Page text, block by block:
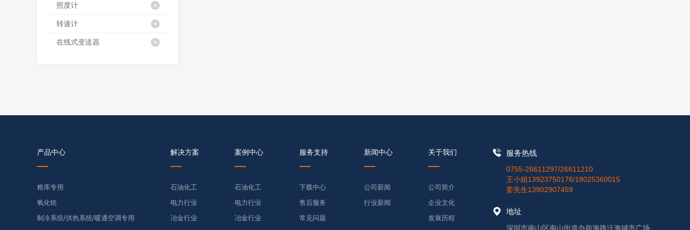
照度计
转速计
在线式变送器
产品中心
粮库专用
氧化锆
制冷系统/供热系统/暖通空调专用
解决方案
石油化工
电力行业
冶金行业
案例中心
石油化工
电力行业
冶金行业
服务支持
下载中心
售后服务
常见问题
新闻中心
公司新闻
行业新闻
关于我们
公司简介
企业文化
发展历程
服务热线
0755-26611297/26611210
王小姐13923750176/18025360015
姜先生13902907459
地址
深圳市南山区南山街道办前海路泛海城市广场